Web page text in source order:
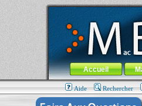
MacBook-fr.com : 100% Apple...
Aller au contenu-Aller au
Menu général
Accueil
Aide Rechercher